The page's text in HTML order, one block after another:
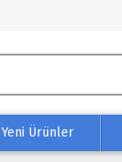
Yeni Ürünler